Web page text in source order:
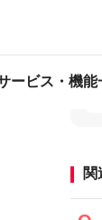
ービス・機能
関